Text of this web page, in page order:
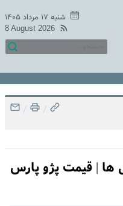
شنبه ۱۷ مرداد ۱۴۰۵
8 August 2026
/
/
ها | قیمت پژو پارس